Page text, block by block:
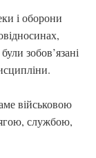
і оборони
зобов’язані
військовою
службою,